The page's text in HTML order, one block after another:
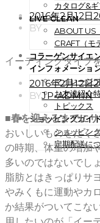
カタログ&ギ
LIVE CLEAN
ABOUT US
CRAFT（モ
コラーゲンサイエ
インフォメーショ
マイレージ
お友達紹介
トピックス
ショッピングガイ
ショッピン
定期配送に
POSTED
ON
2016年2月12日
BY
イーティングタイプ
POSTED
ON
2016年2月12日
BYJP-ADMIN
■春を迎えるまでに
おいしいものをたく
の時期、体重の増加
多いのではないでし
脂肪とはきっぱりサ
やみくもに運動やカ
か結果がついてこな